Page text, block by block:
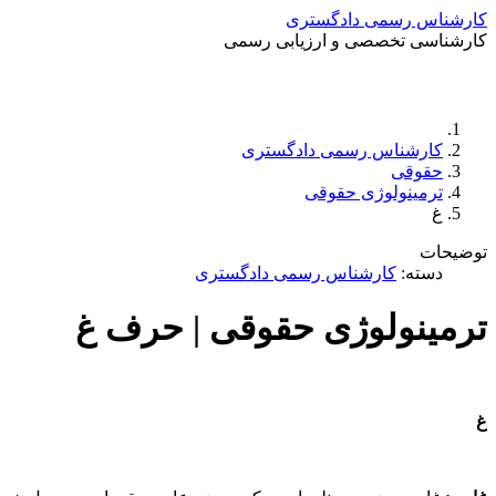
کارشناس رسمی دادگستری
کارشناسی تخصصی و ارزیابی رسمی
کارشناس رسمی دادگستری
حقوقی
ترمینولوژی حقوقی
غ
توضیحات
دسته: کارشناس رسمی دادگستری
ترمینولوژی حقوقی | حرف غ
غ